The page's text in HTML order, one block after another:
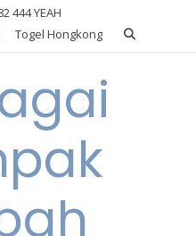
444 YEAH
Togel Hongkong